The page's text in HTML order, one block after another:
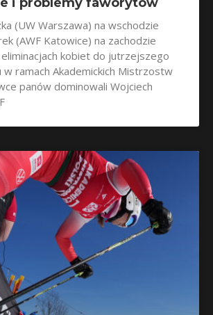
(UW Warszawa) na wschodzie
(AWF Katowice) na zachodzie
eliminacjach kobiet do jutrzejszego
w ramach Akademickich Mistrzostw
panów dominowali Wojciech